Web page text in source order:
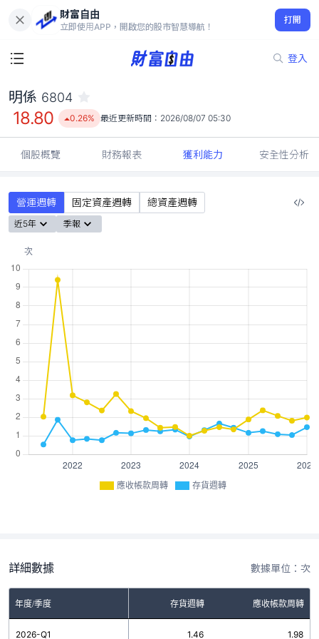
財富自由
立即使用APP，開啟您的股市智慧導航！
打開
登入
18.80
0.26%
明係 6804
18.80 0.26% 最近更新時間： 2026/08/07 05:30
個股概覽 財務報表 獲利能力 安全性分析
營運週轉 固定資產週轉 總資產週轉
近5年 季報
應收帳款周轉 存貨週轉
詳細數據 數據單位：次
年度/季度 存貨週轉 應收帳款周轉
2026-Q1 1.46 1.98